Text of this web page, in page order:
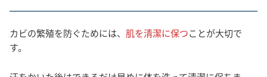
カビの繁殖を防ぐためには、 肌を清潔に保つことが大切で
す。